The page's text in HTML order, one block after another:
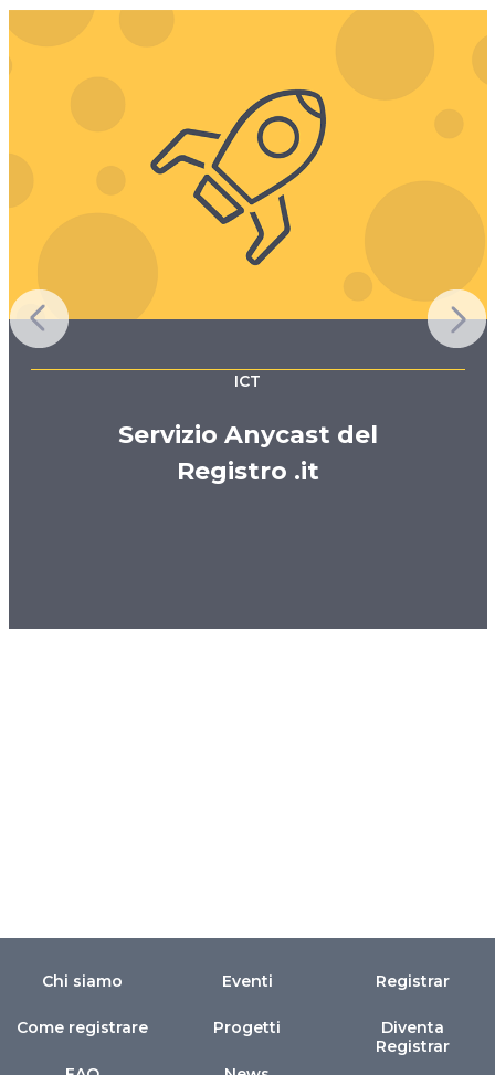
ICT
Servizio Anycast del
Registro .it
Chi siamo
Come registrare
Eventi
Progetti
Registrar
Diventa
Registrar